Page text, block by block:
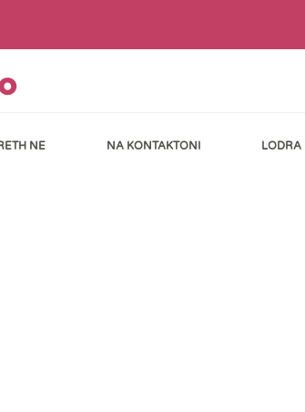
NE NA KONTAKTONI LODRA